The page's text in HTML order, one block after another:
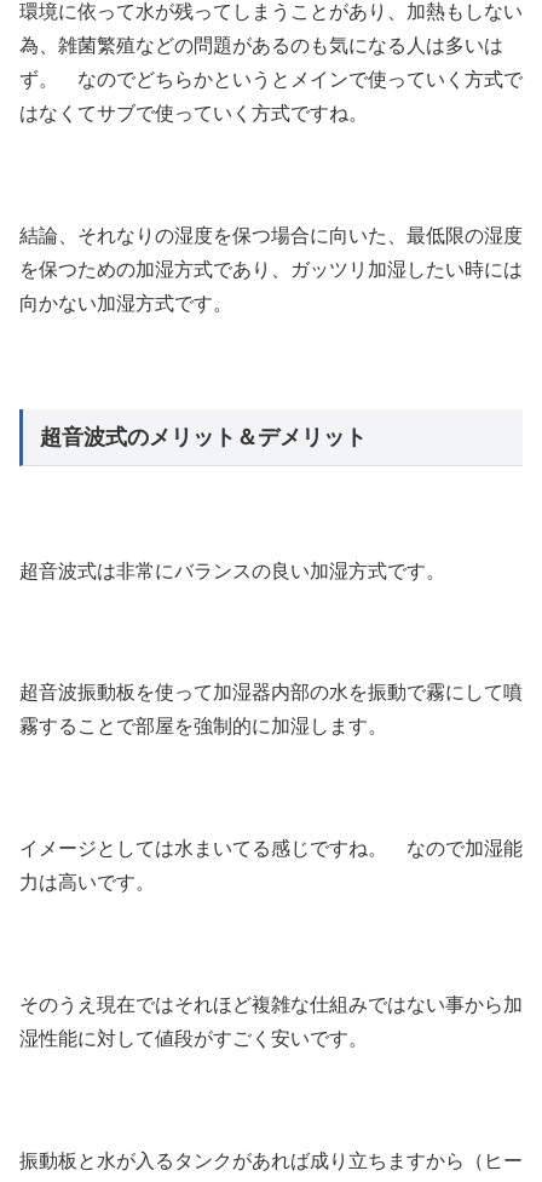
環境に依って水が残ってしまうことがあり、加熱もしない
為、雑菌繁殖などの問題があるのも気になる人は多いは
ず。 なのでどちらかというとメインで使っていく方式で
はなくてサブで使っていく方式ですね。
結論、それなりの湿度を保つ場合に向いた、最低限の湿度
を保つための加湿方式であり、ガッツリ加湿したい時には
向かない加湿方式です。
超音波式のメリット＆デメリット
超音波式は非常にバランスの良い加湿方式です。
超音波振動板を使って加湿器内部の水を振動で霧にして噴
霧することで部屋を強制的に加湿します。
イメージとしては水まいてる感じですね。 なので加湿能
力は高いです。
そのうえ現在ではそれほど複雑な仕組みではない事から加
湿性能に対して値段がすごく安いです。
振動板と水が入るタンクがあれば成り立ちますから（ヒー